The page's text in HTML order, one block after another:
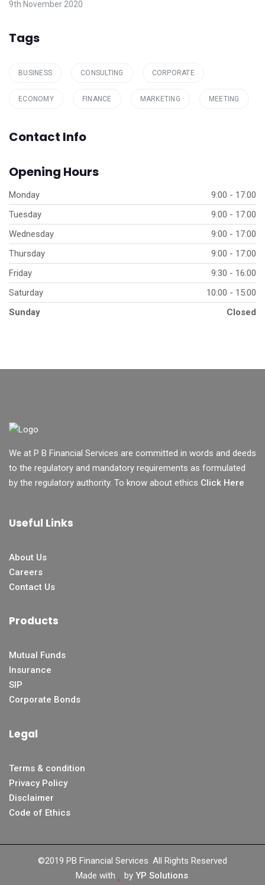
9th November 2020
Tags
BUSINESS CONSULTING CORPORATE
ECONOMY FINANCE MARKETING MEETING
Contact Info
Opening Hours
Monday
9:00 - 17:00
Tuesday
9:00 - 17:00
Wednesday
9:00 - 17:00
Thursday
9:00 - 17:00
Friday
9:30 - 16:00
Saturday
10:00 - 15:00
Sunday
Closed
We at P B Financial Services are committed in words and deeds
to the regulatory and mandatory requirements as formulated
by the regulatory authority. To know about ethics Click Here
Useful Links
About Us
Careers
Contact Us
Products
Mutual Funds
Insurance
SIP
Corporate Bonds
Legal
Terms & condition
Privacy Policy
Disclaimer
Code of Ethics
©2019 PB Financial Services. All Rights Reserved
Made with
by YP Solutions.